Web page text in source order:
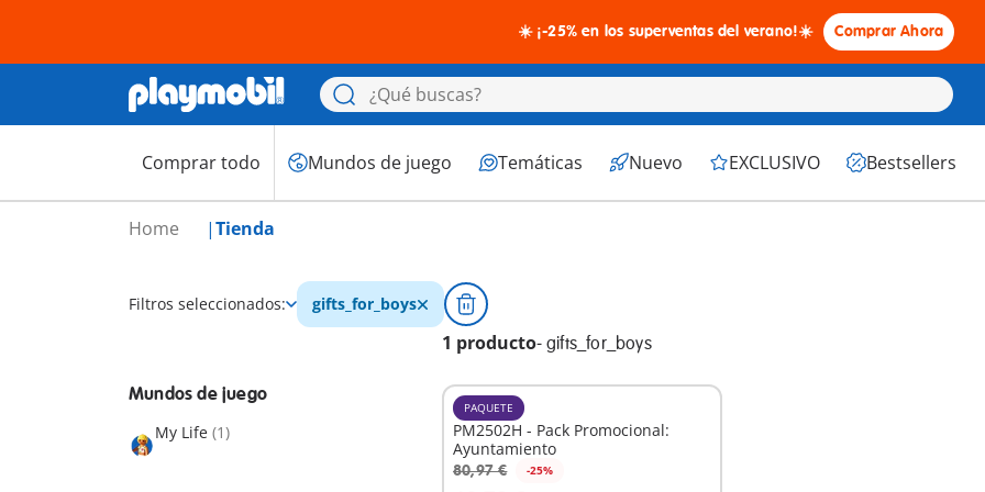
☀️ ¡-25% en los superventas del verano!☀️ Comprar Ahora
Comprar todo Mundos de juego Temáticas Nuevo EXCLUSIVO Bestsellers
Home Tienda
Filtros seleccionados: gifts_for_boys
1 producto- gifts_for_boys
Mundos de juego
My Life (1)
PAQUETE
PM2502H - Pack Promocional:
Ayuntamiento
80,97 € -25%